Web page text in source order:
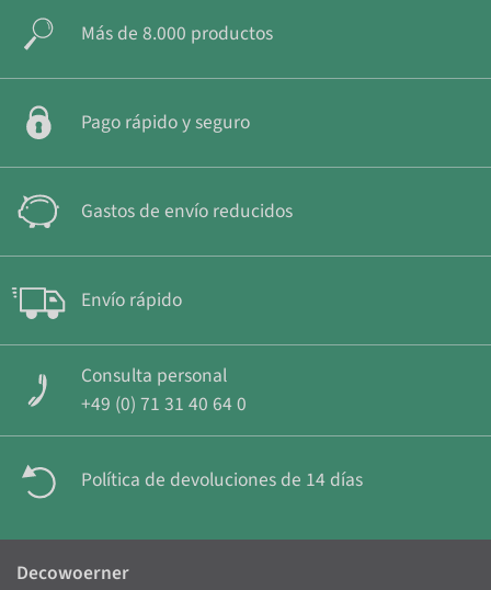
Más de 8.000 productos
Pago rápido y seguro
Gastos de envío reducidos
Envío rápido
Consulta personal
+49 (0) 71 31 40 64 0
Política de devoluciones de 14 días
Decowoerner